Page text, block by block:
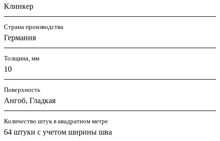
Клинкер
Страна производства
Германия
Толщина, мм
10
Поверхность
Ангоб, Гладкая
Количество штук в квадратном метре
64 штуки с учетом ширины шва